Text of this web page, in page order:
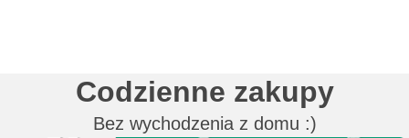
Codzienne zakupy
Bez wychodzenia z domu :)